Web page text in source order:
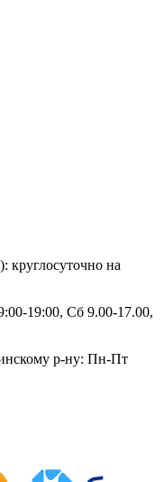
круглосуточно на
19:00, Сб 9.00-17.00,
р-ну: Пн-Пт